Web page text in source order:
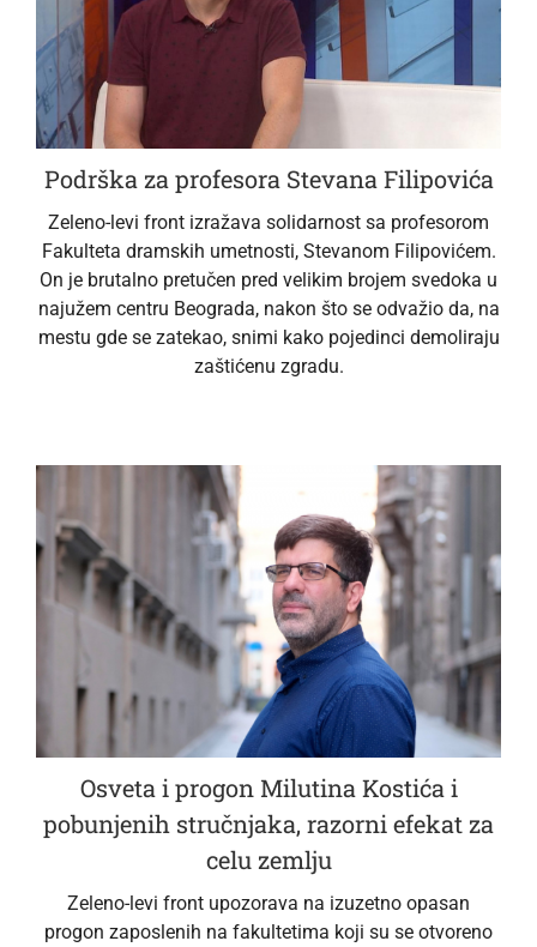
Podrška za profesora Stevana Filipovića
Zeleno-levi front izražava solidarnost sa profesorom
Fakulteta dramskih umetnosti, Stevanom Filipovićem.
On je brutalno pretučen pred velikim brojem svedoka u
najužem centru Beograda, nakon što se odvažio da, na
mestu gde se zatekao, snimi kako pojedinci demoliraju
zaštićenu zgradu.
Osveta i progon Milutina Kostića i
pobunjenih stručnjaka, razorni efekat za
celu zemlju
Zeleno-levi front upozorava na izuzetno opasan
progon zaposlenih na fakultetima koji su se otvoreno